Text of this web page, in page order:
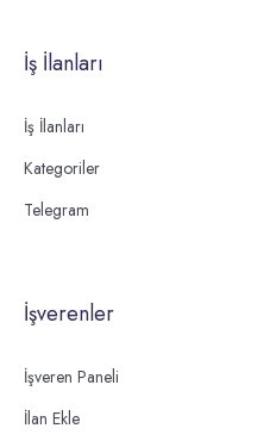
İş İlanları
İş İlanları
Kategoriler
Telegram
İşverenler
İşveren Paneli
İlan Ekle